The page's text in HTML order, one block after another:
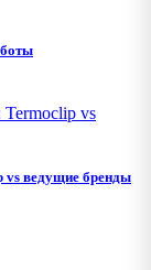
vs ведущие бренды